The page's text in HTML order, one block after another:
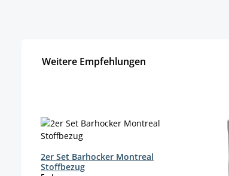
Weitere Empfehlungen
2er Set Barhocker Montreal
Stoffbezug